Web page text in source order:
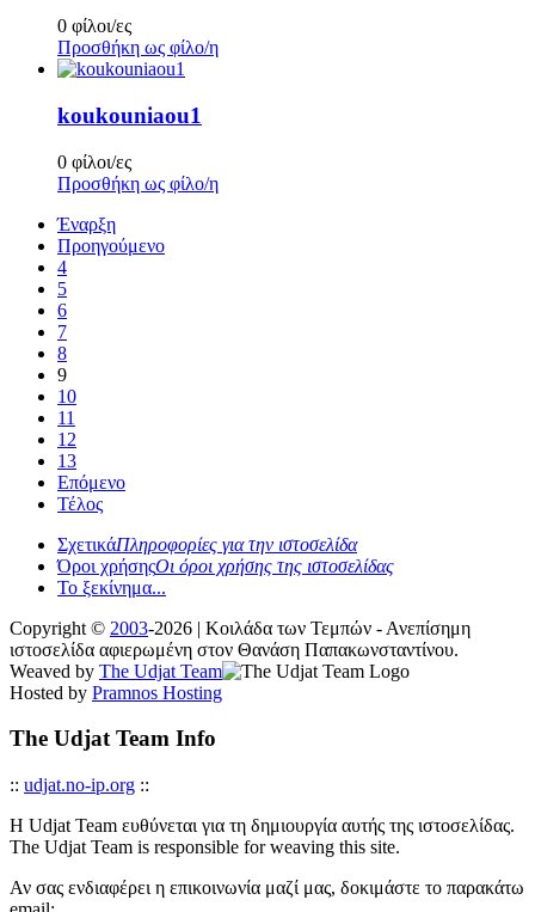
0 φίλοι/ες
Προσθήκη ως φίλο/η
koukouniaou1
0 φίλοι/ες
Προσθήκη ως φίλο/η
Έναρξη
Προηγούμενο
4
5
6
7
8
9
10
11
12
13
Επόμενο
Τέλος
ΣχετικάΠληροφορίες για την ιστοσελίδα
Όροι χρήσηςΟι όροι χρήσης της ιστοσελίδας
Το ξεκίνημα...
Copyright © 2003-2026 | Κοιλάδα των Τεμπών - Ανεπίσημη
ιστοσελίδα αφιερωμένη στον Θανάση Παπακωνσταντίνου.
Weaved by The Udjat Team
Hosted by Pramnos Hosting
The Udjat Team Info
:: udjat.no-ip.org ::
Η Udjat Team ευθύνεται για τη δημιουργία αυτής της ιστοσελίδας.
The Udjat Team is responsible for weaving this site.
Αν σας ενδιαφέρει η επικοινωνία μαζί μας, δοκιμάστε το παρακάτω